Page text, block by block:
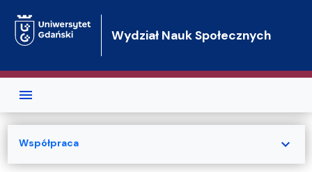
Wydział Nauk Społecznych
Współpraca expand_more